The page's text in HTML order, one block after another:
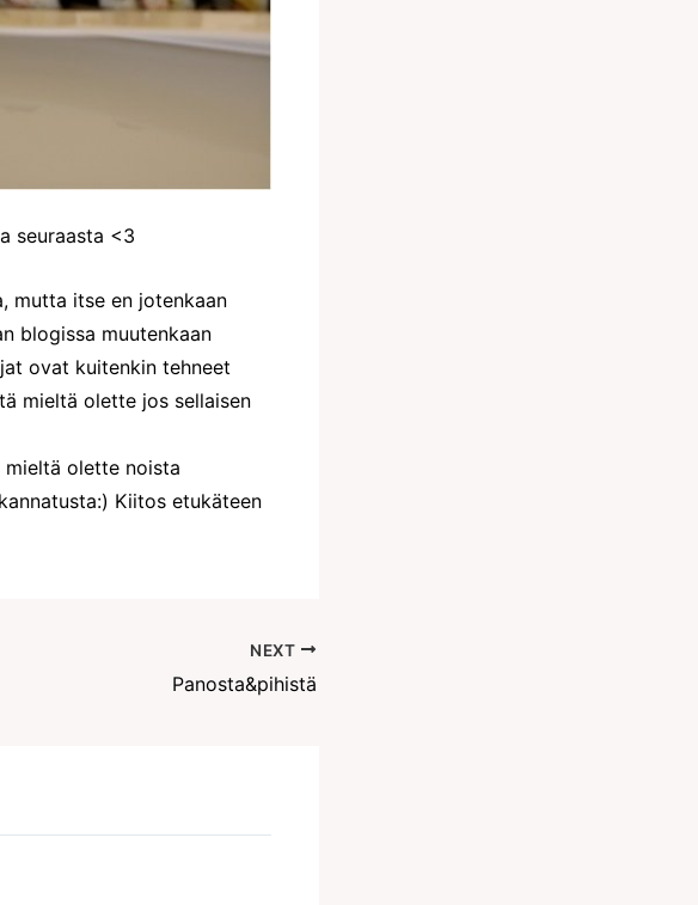
seuraasta <3
mutta itse en jotenkaan
blogissa muutenkaan
ovat kuitenkin tehneet
mieltä olette jos sellaisen
olette noista
Kiitos etukäteen
NEXT
Panosta&pihistä